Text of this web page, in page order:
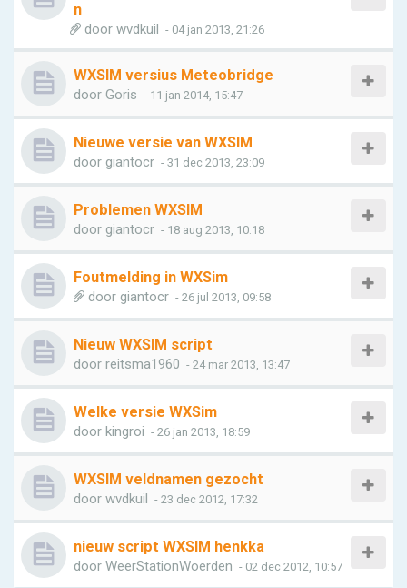
n
door wvdkuil - 04 jan 2013, 21:26
WXSIM versius Meteobridge
door Goris - 11 jan 2014, 15:47
Nieuwe versie van WXSIM
door giantocr - 31 dec 2013, 23:09
Problemen WXSIM
door giantocr - 18 aug 2013, 10:18
Foutmelding in WXSim
door giantocr - 26 jul 2013, 09:58
Nieuw WXSIM script
door reitsma1960 - 24 mar 2013, 13:47
Welke versie WXSim
door kingroi - 26 jan 2013, 18:59
WXSIM veldnamen gezocht
door wvdkuil - 23 dec 2012, 17:32
nieuw script WXSIM henkka
door WeerStationWoerden - 02 dec 2012, 10:57